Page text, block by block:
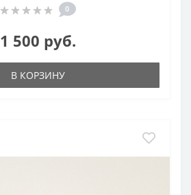
0
1 500 руб.
В КОРЗИНУ